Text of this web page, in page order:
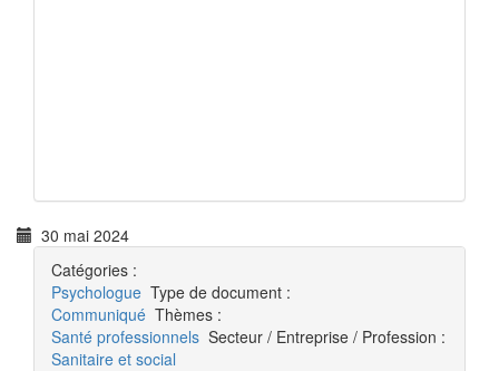
30 mai 2024
Catégories :
Psychologue Type de document :
Communiqué Thèmes :
Santé professionnels Secteur / Entreprise / Profession :
Sanitaire et social